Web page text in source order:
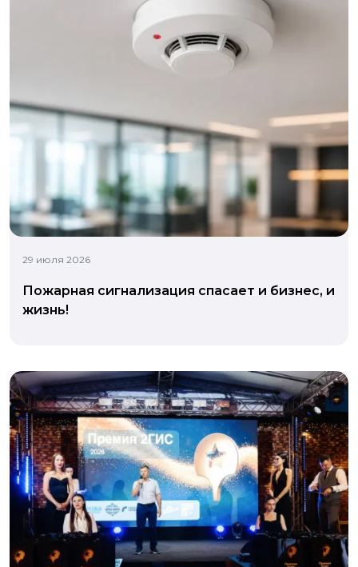
29 июля 2026
Пожарная сигнализация спасает и бизнес, и
жизнь!